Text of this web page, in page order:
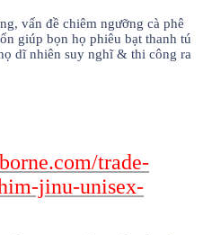
vấn đề chiêm ngưỡng cà phê
giúp bọn họ phiêu bạt thanh tú
dĩ nhiên suy nghĩ & thi công ra
trade-
jinu-unisex-